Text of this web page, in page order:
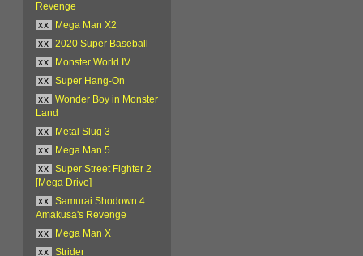
Revenge
xx
Mega Man X2
xx
2020 Super Baseball
xx
Monster World IV
xx
Super Hang-On
xx
Wonder Boy in Monster
Land
xx
Metal Slug 3
xx
Mega Man 5
xx
Super Street Fighter 2
[Mega Drive]
xx
Samurai Shodown 4:
Amakusa's Revenge
xx
Mega Man X
xx
Strider